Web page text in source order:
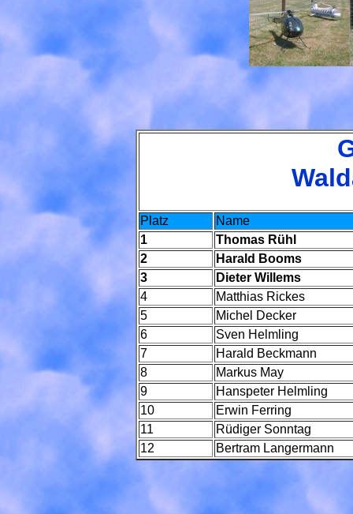
Platz
Name
1
Thomas Rühl
2
Harald Booms
3
Dieter Willems
4
Matthias Rickes
5
Michel Decker
6
Sven Helmling
7
Harald Beckmann
8
Markus May
9
Hanspeter Helmling
10
Erwin Ferring
11
Rüdiger Sonntag
12
Bertram Langermann